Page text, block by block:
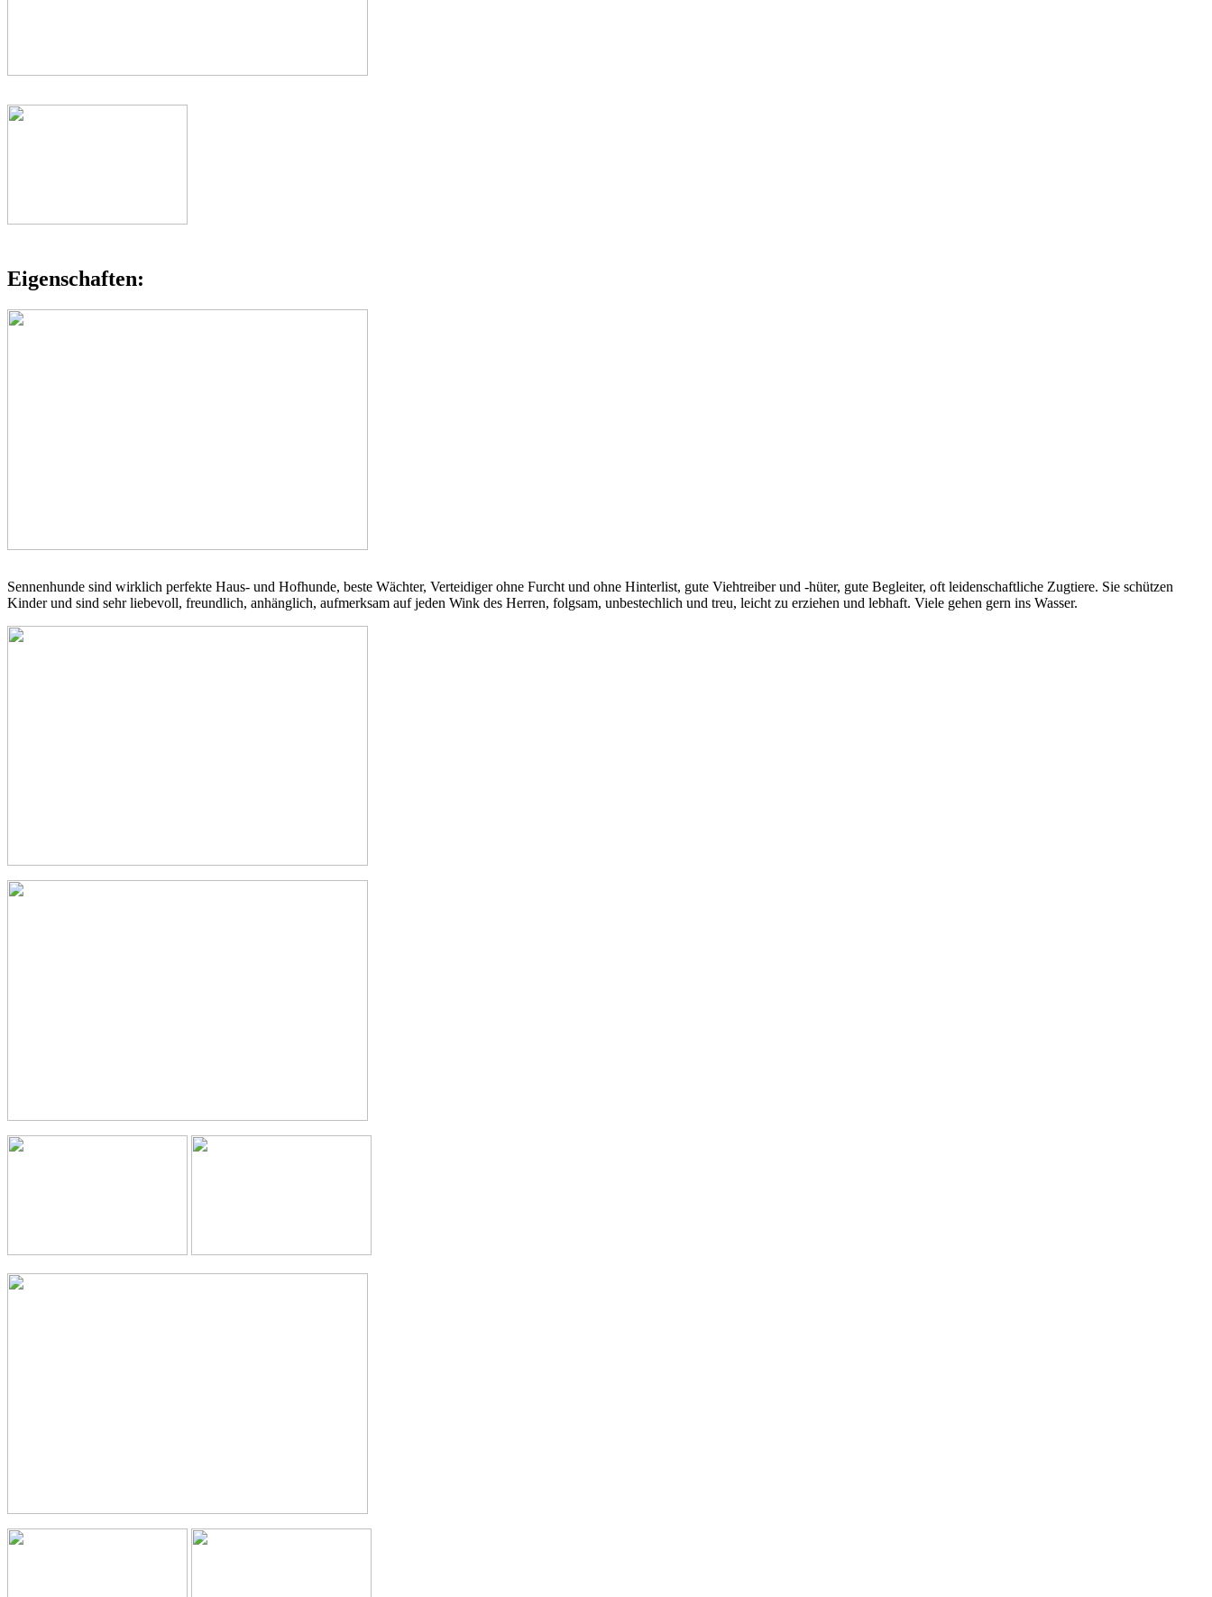
Eigenschaften:
Sennenhunde sind wirklich perfekte Haus- und Hofhunde, beste Wächter, Verteidiger ohne Furcht und ohne Hinterlist, gute Viehtreiber und -hüter, gute Begleiter, oft leidenschaftliche Zugtiere. Sie schützen
Kinder und sind sehr liebevoll, freundlich, anhänglich, aufmerksam auf jeden Wink des Herren, folgsam, unbestechlich und treu, leicht zu erziehen und lebhaft. Viele gehen gern ins Wasser.